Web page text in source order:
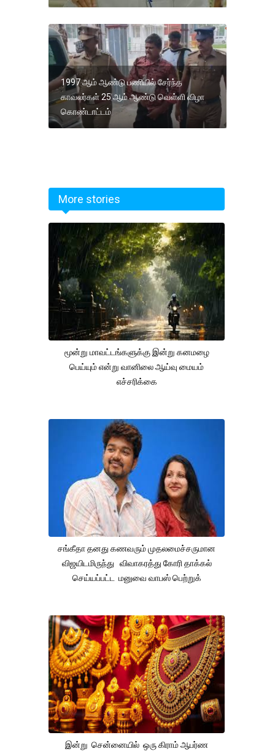
1997 ஆம் ஆண்டு பணியில் சேர்ந்த
காவலர்கள் 25 ஆம் ஆண்டு வெள்ளி விழா
கொண்டாட்டம்
More stories
மூன்று மாவட்டங்களுக்கு இன்று கனமழை
பெய்யும் என்று வானிலை ஆய்வு மையம்
எச்சரிக்கை
சங்கீதா தனது கணவரும் முதலமைச்சருமான
விஜயிடமிருந்து விவாகரத்து கோரி தாக்கல்
செய்யப்பட்ட மனுவை வாபஸ் பெற்றுக்
இன்று சென்னையில் ஒரு கிராம் ஆபர்ண